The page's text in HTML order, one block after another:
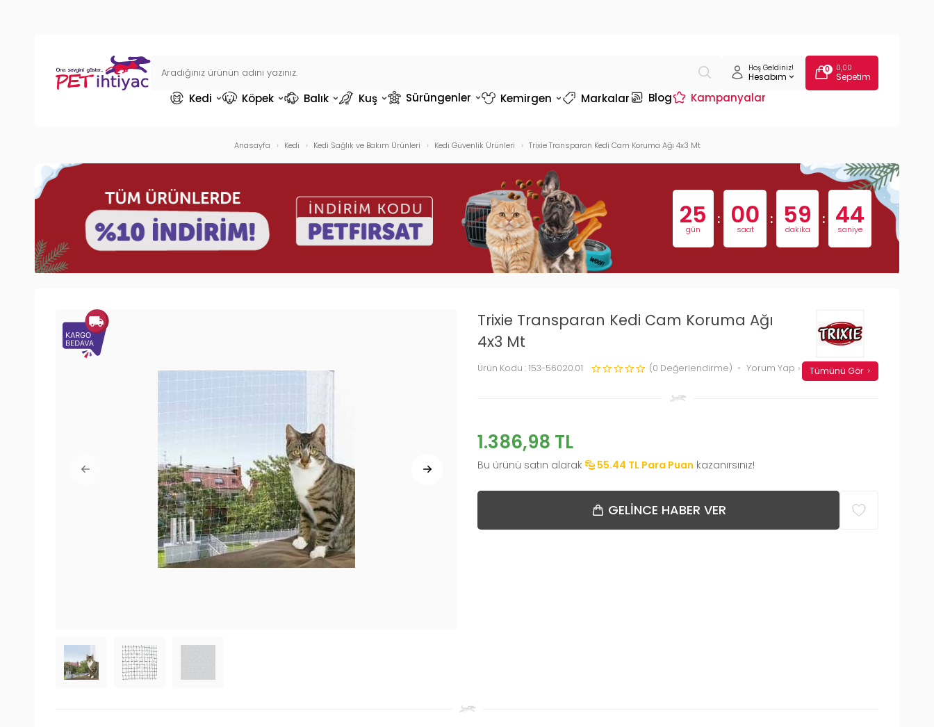
Hoş Geldiniz!
Hesabım
0 0,00
Sepetim
Kedi Köpek Balık Kuş Sürüngenler Kemirgen Markalar Blog Kampanyalar
Anasayfa Kedi Kedi Sağlık ve Bakım Ürünleri Kedi Güvenlik Ürünleri Trixie Transparan Kedi Cam Koruma Ağı 4x3 Mt
25
gün
: 00
saat
: 59
dakika
: 43
saniye
Trixie Transparan Kedi Cam Koruma Ağı
4x3 Mt
Ürün Kodu : 153-56020.01 (0 Değerlendirme) Yorum Yap Tümünü Gör
1.386,98 TL
Bu ürünü satın alarak 55.44 TL Para Puan kazanırsınız!
GELINCE HABER VER